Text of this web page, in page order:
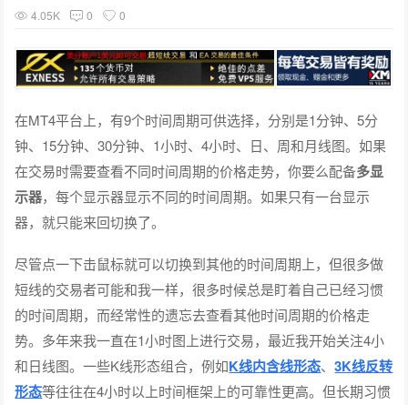
4.05K
0 0
在MT4平台上，有9个时间周期可供选择，分别是1分钟、5分
钟、15分钟、30分钟、1小时、4小时、日、周和月线图。如果
在交易时需要查看不同时间周期的价格走势，你要么配备多显
示器，每个显示器显示不同的时间周期。如果只有一台显示
器，就只能来回切换了。
尽管点一下击鼠标就可以切换到其他的时间周期上，但很多做
短线的交易者可能和我一样，很多时候总是盯着自己已经习惯
的时间周期，而经常性的遗忘去查看其他时间周期的价格走
势。多年来我一直在1小时图上进行交易，最近我开始关注4小
和日线图。一些K线形态组合，例如K线内含线形态、3K线反转
形态等往往在4小时以上时间框架上的可靠性更高。但长期习惯